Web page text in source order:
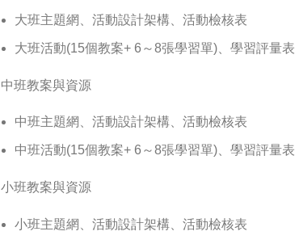
大班主題網、活動設計架構、活動檢核表
大班活動(15個教案+ 6～8張學習單)、學習評量表
中班教案與資源
中班主題網、活動設計架構、活動檢核表
中班活動(15個教案+ 6～8張學習單)、學習評量表
小班教案與資源
小班主題網、活動設計架構、活動檢核表